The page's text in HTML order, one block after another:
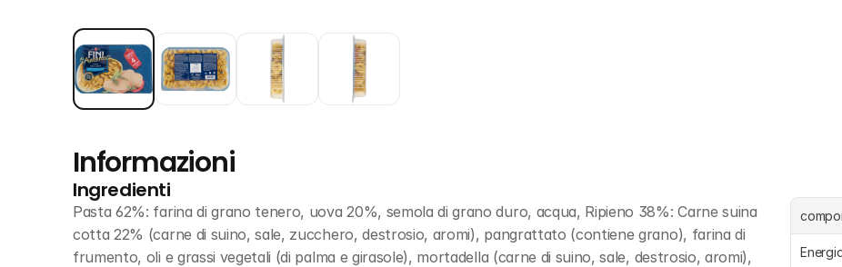
Informazioni
Ingredienti
Pasta 62%: farina di grano tenero, uova 20%, semola di grano duro, acqua, Ripieno 38%: Carne suina
cotta 22% (carne di suino, sale, zucchero, destrosio, aromi), pangrattato (contiene grano), farina di
frumento, oli e grassi vegetali (di palma e girasole), mortadella (carne di suino, sale, destrosio, aromi),